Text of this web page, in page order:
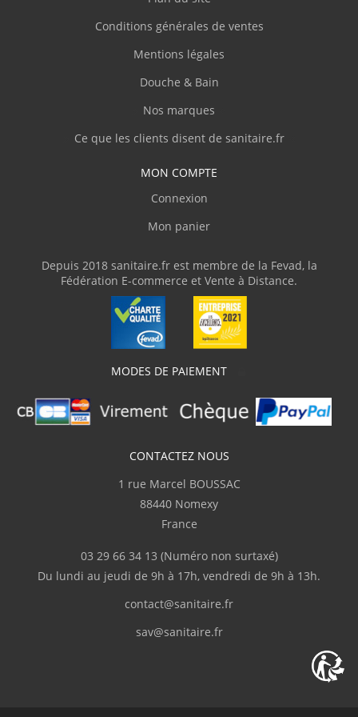
Conditions générales de ventes
Mentions légales
Douche & Bain
Nos marques
Ce que les clients disent de sanitaire.fr
MON COMPTE
Connexion
Mon panier
Depuis 2018 sanitaire.fr est membre de la Fevad, la
Fédération E-commerce et Vente à Distance.
MODES DE PAIEMENT
CONTACTEZ NOUS
1 rue Marcel BOUSSAC
88440 Nomexy
France
03 29 66 34 13 (Numéro non surtaxé)
Du lundi au jeudi de 9h à 17h, vendredi de 9h à 13h.
contact@sanitaire.fr
sav@sanitaire.fr